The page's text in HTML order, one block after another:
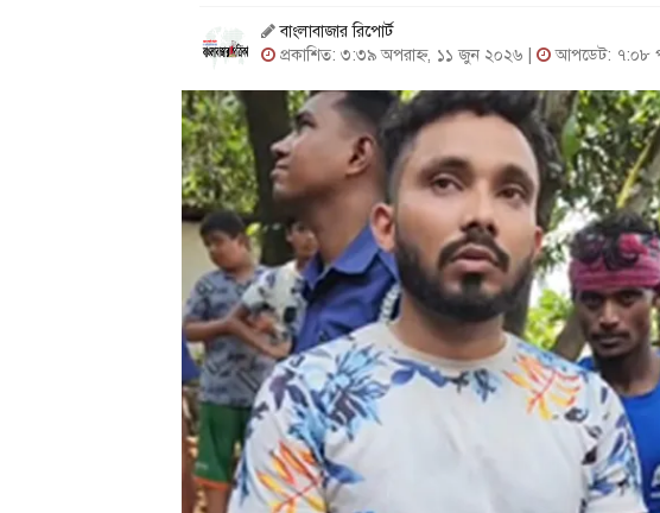
বাংলাবাজার রিপোর্ট
প্রকাশিত: ৩:৩৯ অপরাহ্ন, ১১ জুন ২০২৬ |
আপডেট: ৭:০৮